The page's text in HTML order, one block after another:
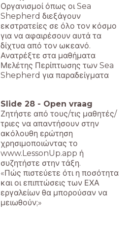
Οργανισμοί όπως οι Sea
Shepherd διεξάγουν
εκστρατείες σε όλο τον κόσμο
για να αφαιρέσουν αυτά τα
δίχτυα από τον ωκεανό.
Ανατρέξτε στα μαθήματα
Μελέτης Περίπτωσης των Sea
Shepherd για παραδείγματα
Slide 28 - Open vraag
Ζητήστε από τους/τις μαθητές/
τριες να απαντήσουν στην
ακόλουθη ερώτηση
χρησιμοποιώντας το
www.LessonUp.app ή
συζητήστε στην τάξη.
«Πώς πιστεύετε ότι η ποσότητα
και οι επιπτώσεις των ΕΧΑ
εργαλείων θα μπορούσαν να
μειωθούν;»